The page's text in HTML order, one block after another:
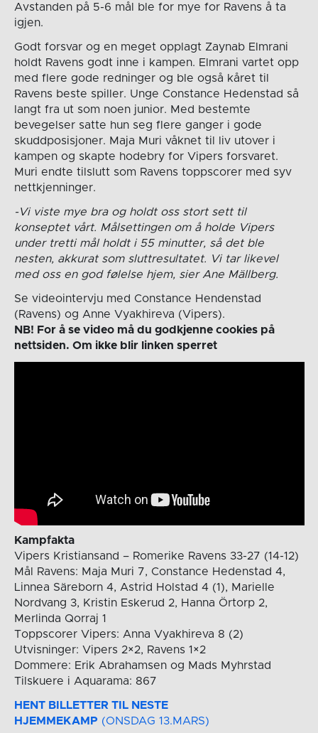
Avstanden på 5-6 mål ble for mye for Ravens å ta
igjen.
Godt forsvar og en meget opplagt Zaynab Elmrani
holdt Ravens godt inne i kampen. Elmrani vartet opp
med flere gode redninger og ble også kåret til
Ravens beste spiller. Unge Constance Hedenstad så
langt fra ut som noen junior. Med bestemte
bevegelser satte hun seg flere ganger i gode
skuddposisjoner. Maja Muri våknet til liv utover i
kampen og skapte hodebry for Vipers forsvaret.
Muri endte tilslutt som Ravens toppscorer med syv
nettkjenninger.
-Vi viste mye bra og holdt oss stort sett til
konseptet vårt. Målsettingen om å holde Vipers
under tretti mål holdt i 55 minutter, så det ble
nesten, akkurat som sluttresultatet. Vi tar likevel
med oss en god følelse hjem, sier Ane Mällberg.
Se videointervju med Constance Hendenstad
(Ravens) og Anne Vyakhireva (Vipers).
NB! For å se video må du godkjenne cookies på
nettsiden. Om ikke blir linken sperret
Kampfakta
Vipers Kristiansand – Romerike Ravens 33-27 (14-12)
Mål Ravens: Maja Muri 7, Constance Hedenstad 4,
Linnea Säreborn 4, Astrid Holstad 4 (1), Marielle
Nordvang 3, Kristin Eskerud 2, Hanna Örtorp 2,
Merlinda Qorraj 1
Toppscorer Vipers: Anna Vyakhireva 8 (2)
Utvisninger: Vipers 2×2, Ravens 1×2
Dommere: Erik Abrahamsen og Mads Myhrstad
Tilskuere i Aquarama: 867
HENT BILLETTER TIL NESTE
HJEMMEKAMP(ONSDAG 13.MARS)